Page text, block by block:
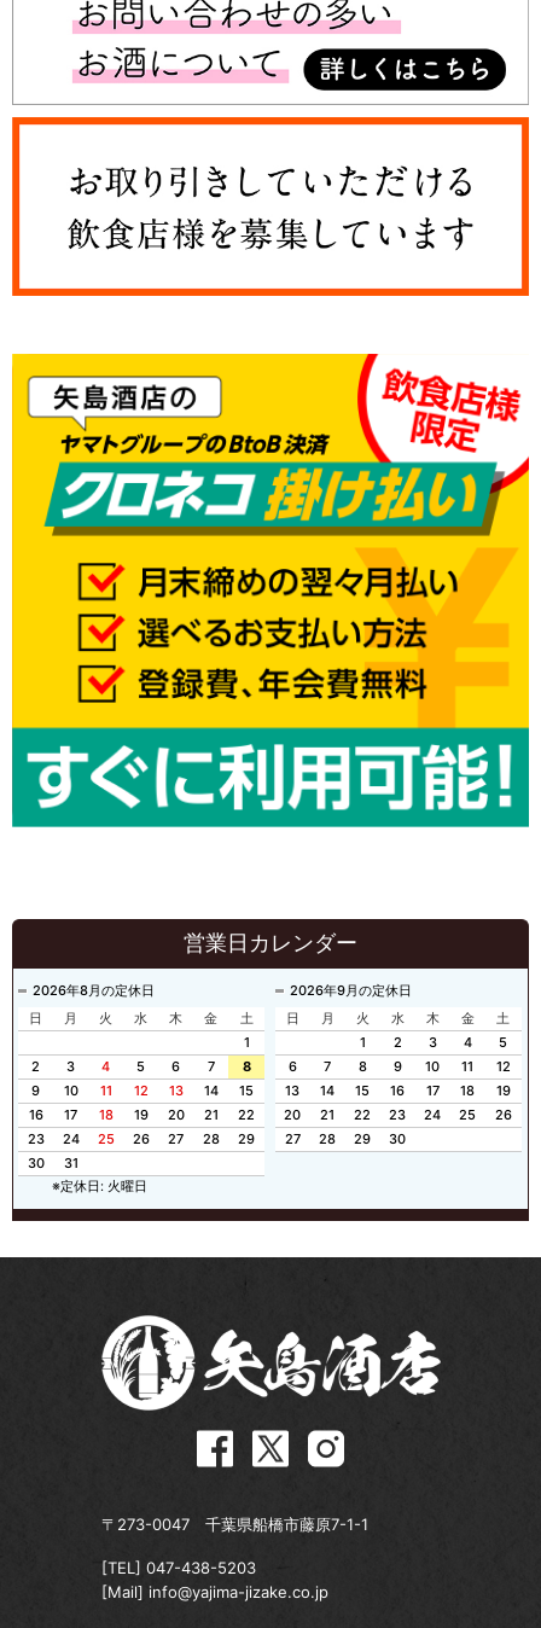
営業日カレンダー
2026年8月の定休日
日
月 火 水 木 金
土
1
2
3 4 5 6 7
8
9
10 11 12 13 14
15
16
17 18 19 20 21
22
23
24 25 26 27 28
29
30
31
2026年9月の定休日
日
月 火 水 木 金
土
1
2 3 4
5
6
7 8 9 10 11
12
13
14 15 16 17 18
19
20
21 22 23 24 25
26
27
28 29 30
※定休日: 火曜日
〒273-0047 千葉県船橋市藤原7-1-1
[TEL] 047-438-5203
[Mail] info@yajima-jizake.co.jp